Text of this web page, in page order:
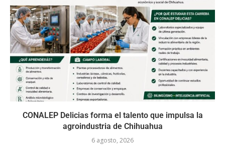
CONALEP Delicias forma el talento que impulsa la
agroindustria de Chihuahua
6 agosto, 2026